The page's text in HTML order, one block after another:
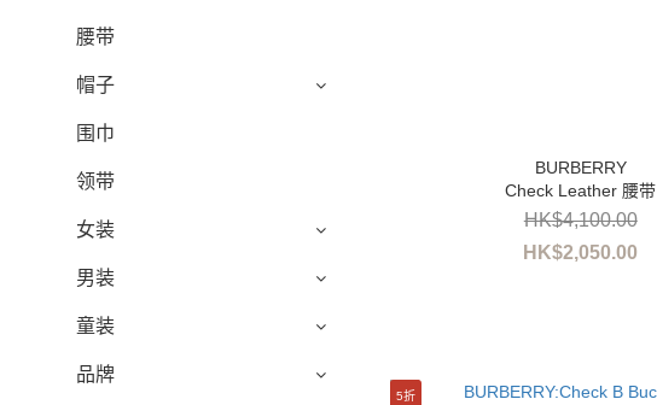
腰带
帽子
围巾
领带
女装
男装
童装
品牌
Check Leather 腰带
HK$2,050.00
HK$4,100.00
5折